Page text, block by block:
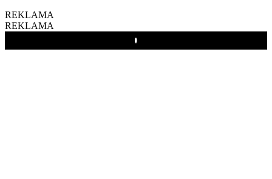
REKLAMA
REKLAMA
Play